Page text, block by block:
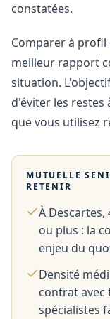
constatées.
Comparer à
meilleur rapport
situation.
d'éviter les restes
que vous utilisez
MUTUELLE
RETENIR
À Descartes,
ou plus : la
enjeu du
Densité
contrat avec
spécialistes